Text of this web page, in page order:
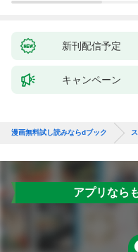
新刊配信予定
キャンペーン
漫画無料試し読みならdブック
アプリなら